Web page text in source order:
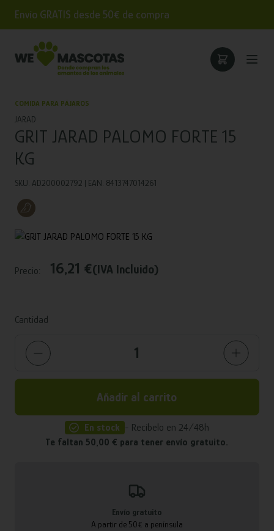
Envío GRATIS desde 50€ de compra
COMIDA PARA PÁJAROS
JARAD
GRIT JARAD PALOMO FORTE 15
KG
SKU: AD200002792 | EAN: 8413747014261
Precio: 16,21 €(IVA Incluido)
Cantidad
Añadir al carrito
En stock - Recíbelo en 24/48h
Te faltan 50,00 € para tener envío gratuito.
Envío gratuito
A partir de 50€ a península